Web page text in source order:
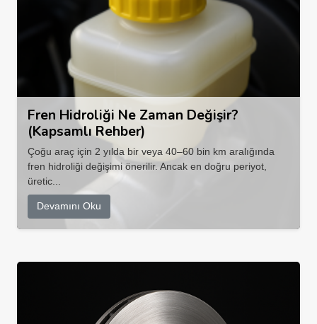
Fren Hidroliği Ne Zaman Değişir?
(Kapsamlı Rehber)
Çoğu araç için 2 yılda bir veya 40–60 bin km aralığında
fren hidroliği değişimi önerilir. Ancak en doğru periyot,
üretic...
Devamını Oku